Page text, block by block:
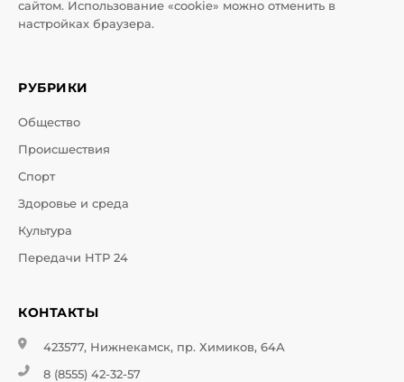
сайтом. Использование «cookie» можно отменить в
настройках браузера.
РУБРИКИ
Общество
Происшествия
Спорт
Здоровье и среда
Культура
Передачи НТР 24
КОНТАКТЫ
423577, Нижнекамск, пр. Химиков, 64А
8 (8555) 42-32-57